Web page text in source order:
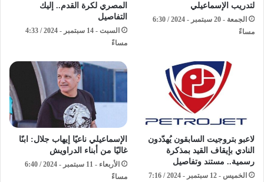
لتدريب الإسماعيلي
الجمعة - 20 سبتمبر - 2024 / 6:30
مساءً
المصري لكرة القدم.. إليك
التفاصيل
السبت - 14 سبتمبر - 2024 / 4:33
مساءً
لاعبو بتروجيت السابقون يُهدّدون
النادي بإيقاف القيد بمذكرة
رسمية.. مستند وتفاصيل
الخميس - 12 سبتمبر - 2024 / 7:16
الإسماعيلي ناعيًا إيهاب جلال: ابنًا
غاليًا من أبناء الدراويش
الأربعاء - 11 سبتمبر - 2024 / 6:40
مساءً